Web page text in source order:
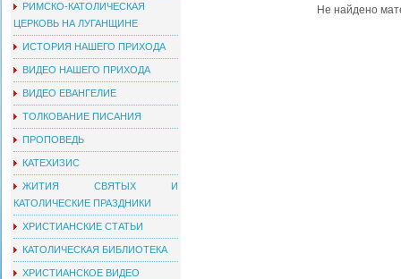
РИМСКО-КАТОЛИЧЕСКАЯ
ЦЕРКОВЬ НА ЛУГАНЩИНЕ
ИСТОРИЯ НАШЕГО ПРИХОДА
ВИДЕО НАШЕГО ПРИХОДА
ВИДЕО ЕВАНГЕЛИЕ
ТОЛКОВАНИЕ ПИСАНИЯ
ПРОПОВЕДЬ
КАТЕХИЗИС
ЖИТИЯ СВЯТЫХ И
КАТОЛИЧЕСКИЕ ПРАЗДНИКИ
ХРИСТИАНСКИЕ СТАТЬИ
КАТОЛИЧЕСКАЯ БИБЛИОТЕКА
ХРИСТИАНСКОЕ ВИДЕО
Не найдено